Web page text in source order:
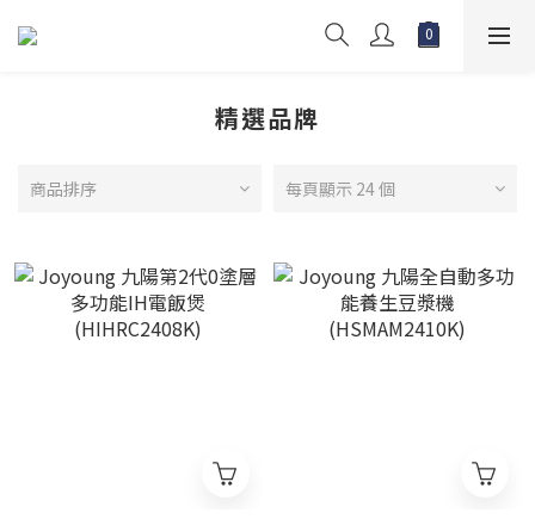
精選品牌
商品排序 每頁顯示 24 個